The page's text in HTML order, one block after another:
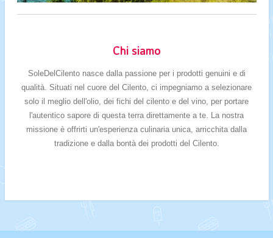
Chi siamo
SoleDelCilento nasce dalla passione per i prodotti genuini e di
qualità. Situati nel cuore del Cilento, ci impegniamo a selezionare
solo il meglio dell'olio, dei fichi del cilento e del vino, per portare
l'autentico sapore di questa terra direttamente a te. La nostra
missione è offrirti un'esperienza culinaria unica, arricchita dalla
tradizione e dalla bontà dei prodotti del Cilento.